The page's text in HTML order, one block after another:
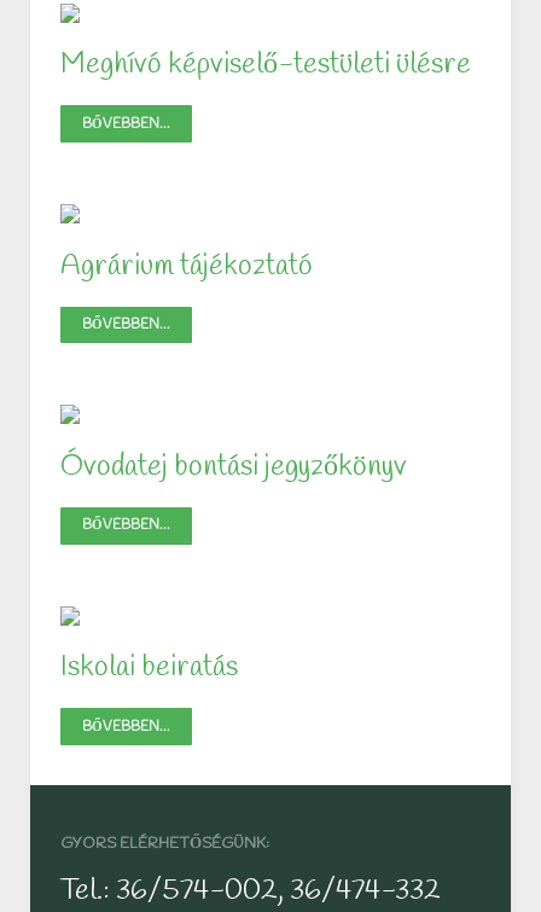
Meghívó képviselő-testületi ülésre
BŐVEBBEN...
Agrárium tájékoztató
BŐVEBBEN...
Óvodatej bontási jegyzőkönyv
BŐVEBBEN...
Iskolai beiratás
BŐVEBBEN...
GYORS ELÉRHETŐSÉGÜNK:
Tel.: 36/574-002, 36/474-332